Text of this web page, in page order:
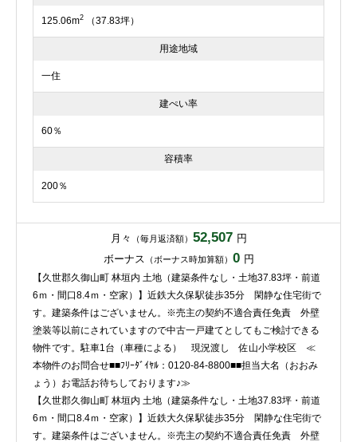
125.06m2 （37.83坪）
用途地域
一住
建ぺい率
60％
容積率
200％
月々 （毎月返済額） 52,507 円
ボーナス （ボーナス時加算額） 0 円
【久世郡久御山町 林垣内 土地（建築条件なし・土地37.83坪・前道
6ｍ・間口8.4ｍ・空家）】近鉄大久保駅徒歩35分 閑静な住宅街で
す。建築条件はございません。※売主の契約不適合責任免責 外壁
塗装等以前にされていますので中古一戸建てとしてもご検討できる
物件です。駐車1台（車種による） 現況渡し 佐山小学校区 ≪
本物件のお問合せ■■ﾌﾘｰﾀﾞｲﾔﾙ：0120-84-8800■■担当大名（おおみ
ょう）お電話お待ちしております♪≫
【久世郡久御山町 林垣内 土地（建築条件なし・土地37.83坪・前道
6ｍ・間口8.4ｍ・空家）】近鉄大久保駅徒歩35分 閑静な住宅街で
す。建築条件はございません。※売主の契約不適合責任免責 外壁